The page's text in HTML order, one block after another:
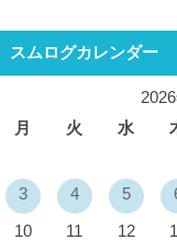
スムログカレンダー
月
火 水
3 4 5
10 11 12